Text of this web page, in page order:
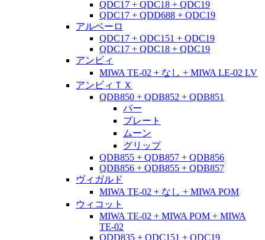
QDC17 + QDC18 + QDC19
QDC17 + QDD688 + QDC19
アルベーロ
QDC17 + QDC151 + QDC19
QDC17 + QDC18 + QDC19
アンビィ
MIWA TE-02 + なし + MIWA LE-02 LV
アンビィＴＸ
QDB850 + QDB852 + QDB851
バー
プレート
ムーン
グリップ
QDB855 + QDB857 + QDB856
QDB856 + QDB855 + QDB857
ヴィガルド
MIWA TE-02 + なし + MIWA POM
ウィコット
MIWA TE-02 + MIWA POM + MIWA
TE-02
QDD835 + QDC151 + QDC19